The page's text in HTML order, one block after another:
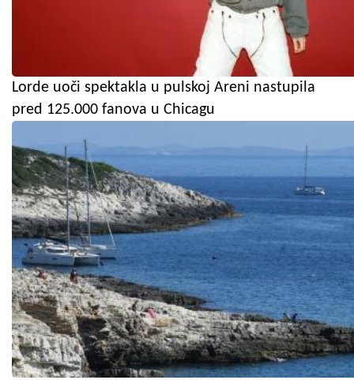
Lorde uoči spektakla u pulskoj Areni nastupila
pred 125.000 fanova u Chicagu